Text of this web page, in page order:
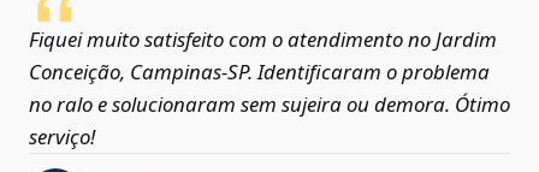
Fiquei muito satisfeito com o atendimento no Jardim
Conceição, Campinas‑SP. Identificaram o problema
no ralo e solucionaram sem sujeira ou demora. Ótimo
serviço!